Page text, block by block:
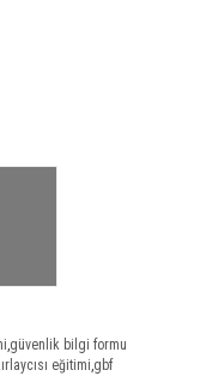
,güvenlik bilgi formu
eğitimi,gbf